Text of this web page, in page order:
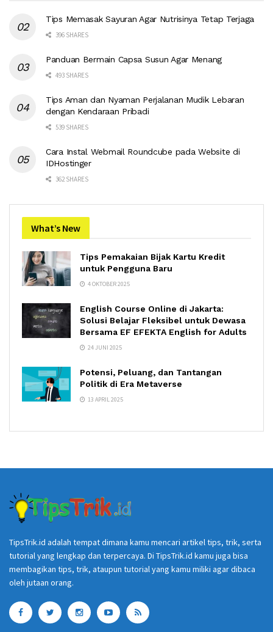
Tips Memasak Sayuran Agar Nutrisinya Tetap Terjaga
396 SHARES
Panduan Bermain Capsa Susun Agar Menang
493 SHARES
Tips Aman dan Nyaman Perjalanan Mudik Lebaran
dengan Kendaraan Pribadi
539 SHARES
Cara Instal Webmail Roundcube pada Website di
IDHostinger
362 SHARES
What’s New
Tips Pemakaian Bijak Kartu Kredit
untuk Pengguna Baru
4 OKTOBER 2025
English Course Online di Jakarta:
Solusi Belajar Fleksibel untuk Dewasa
Bersama EF EFEKTA English for Adults
24 JUNI 2025
Potensi, Peluang, dan Tantangan
Politik di Era Metaverse
13 APRIL 2025
TipsTrik.id adalah tempat dimana kamu mencari artikel tips, trik, serta
tutorial yang lengkap dan terpercaya. Di TipsTrik.id kamu juga bisa
membagikan tips, trik, ataupun tutorial yang kamu miliki agar dibaca
oleh jutaan orang.